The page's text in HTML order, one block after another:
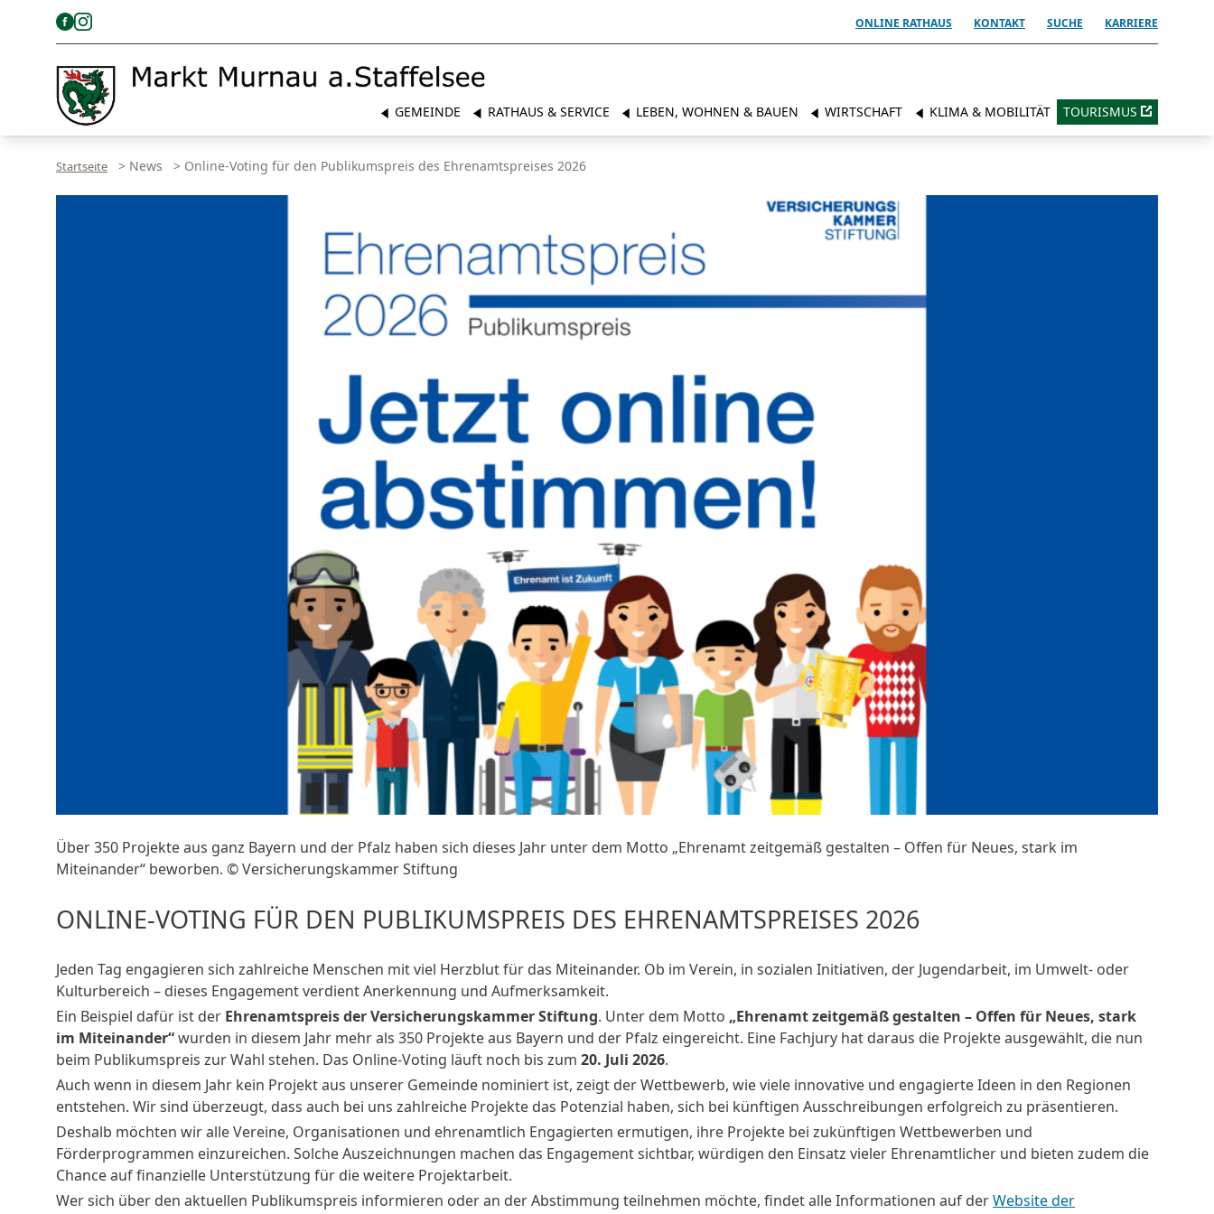
ONLINE RATHAUS KONTAKT SUCHE KARRIERE
GEMEINDE RATHAUS & SERVICE LEBEN, WOHNEN & BAUEN WIRTSCHAFT KLIMA & MOBILITÄT TOURISMUS
Startseite > News > Online-Voting für den Publikumspreis des Ehrenamtspreises 2026
Über 350 Projekte aus ganz Bayern und der Pfalz haben sich dieses Jahr unter dem Motto „Ehrenamt zeitgemäß gestalten – Offen für Neues, stark im
Miteinander“ beworben. © Versicherungskammer Stiftung
ONLINE-VOTING FÜR DEN PUBLIKUMSPREIS DES EHRENAMTSPREISES 2026
Jeden Tag engagieren sich zahlreiche Menschen mit viel Herzblut für das Miteinander. Ob im Verein, in sozialen Initiativen, der Jugendarbeit, im Umwelt- oder
Kulturbereich – dieses Engagement verdient Anerkennung und Aufmerksamkeit.
Ein Beispiel dafür ist der Ehrenamtspreis der Versicherungskammer Stiftung. Unter dem Motto „Ehrenamt zeitgemäß gestalten – Offen für Neues, stark
im Miteinander“wurden in diesem Jahr mehr als 350 Projekte aus Bayern und der Pfalz eingereicht. Eine Fachjury hat daraus die Projekte ausgewählt, die nun
beim Publikumspreis zur Wahl stehen. Das Online-Voting läuft noch bis zum 20. Juli 2026.
Auch wenn in diesem Jahr kein Projekt aus unserer Gemeinde nominiert ist, zeigt der Wettbewerb, wie viele innovative und engagierte Ideen in den Regionen
entstehen. Wir sind überzeugt, dass auch bei uns zahlreiche Projekte das Potenzial haben, sich bei künftigen Ausschreibungen erfolgreich zu präsentieren.
Deshalb möchten wir alle Vereine, Organisationen und ehrenamtlich Engagierten ermutigen, ihre Projekte bei zukünftigen Wettbewerben und
Förderprogrammen einzureichen. Solche Auszeichnungen machen das Engagement sichtbar, würdigen den Einsatz vieler Ehrenamtlicher und bieten zudem die
Chance auf finanzielle Unterstützung für die weitere Projektarbeit.
Wer sich über den aktuellen Publikumspreis informieren oder an der Abstimmung teilnehmen möchte, findet alle Informationen auf derWebsite der